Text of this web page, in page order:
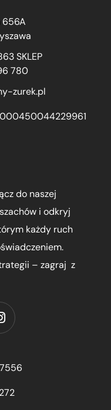
656A
SKLEP
780
zurek.pl
do naszej
i odkryj
każdy ruch
– zagraj z